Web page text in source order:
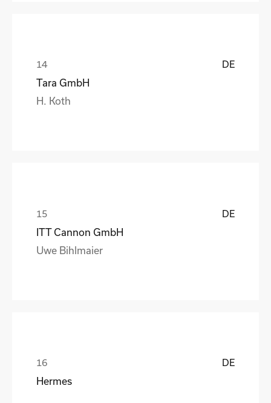
DE
Tara GmbH
H. Koth
DE
ITT Cannon GmbH
Uwe Bihlmaier
DE
Hermes